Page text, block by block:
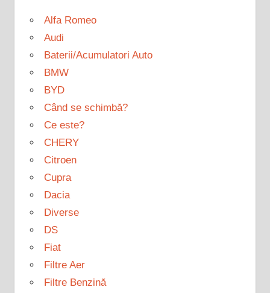
Alfa Romeo
Audi
Baterii/Acumulatori Auto
BMW
BYD
Când se schimbă?
Ce este?
CHERY
Citroen
Cupra
Dacia
Diverse
DS
Fiat
Filtre Aer
Filtre Benzină